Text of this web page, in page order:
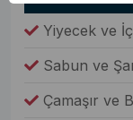
Yiyecek ve
Sabun ve
Çamaşır ve